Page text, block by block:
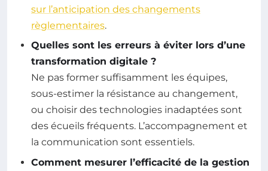
sur l’anticipation des changements
règlementaires.
Quelles sont les erreurs à éviter lors d’une
transformation digitale ?
Ne pas former suffisamment les équipes,
sous-estimer la résistance au changement,
ou choisir des technologies inadaptées sont
des écueils fréquents. L’accompagnement et
la communication sont essentiels.
Comment mesurer l’efficacité de la gestion